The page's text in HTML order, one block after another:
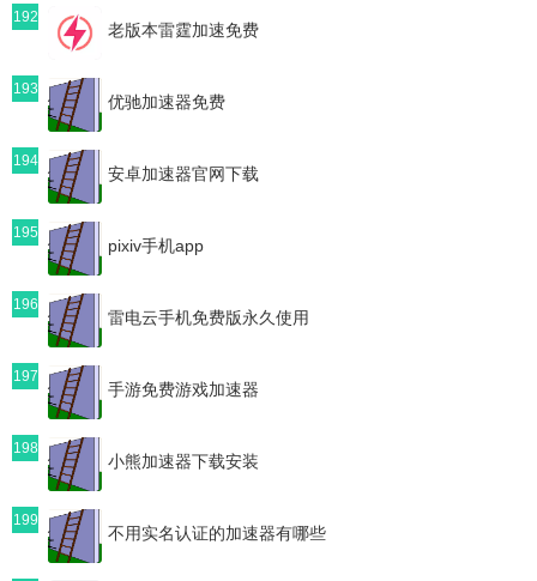
192
老版本雷霆加速免费
193
优驰加速器免费
194
安卓加速器官网下载
195
pixiv手机app
196
雷电云手机免费版永久使用
197
手游免费游戏加速器
198
小熊加速器下载安装
199
不用实名认证的加速器有哪些